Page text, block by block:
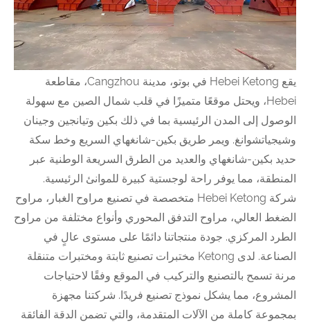
يقع Hebei Ketong في بوتو، مدينة Cangzhou، مقاطعة
Hebei، ويحتل موقعًا متميزًا في قلب شمال الصين مع سهولة
الوصول إلى المدن الرئيسية بما في ذلك بكين وتيانجين وجينان
وشيجياتشوانغ. ويمر طريق بكين-شانغهاي السريع وخط سكة
حديد بكين-شانغهاي والعديد من الطرق السريعة الوطنية عبر
المنطقة، مما يوفر راحة لوجستية كبيرة للموانئ الرئيسية.
شركة Hebei Ketong متخصصة في تصنيع مراوح الغبار، مراوح
الضغط العالي، مراوح التدفق المحوري وأنواع مختلفة من مراوح
الطرد المركزي. جودة منتجاتنا دائمًا على مستوى عالٍ في
الصناعة. لدى Ketong مختبرات تصنيع ثابتة ومختبرات متنقلة
مرنة تسمح بالتصنيع والتركيب في الموقع وفقًا لاحتياجات
المشروع، مما يشكل نموذج تصنيع فريدًا. شركتنا مجهزة
بمجموعة كاملة من الآلات المتقدمة، والتي تضمن الدقة الفائقة